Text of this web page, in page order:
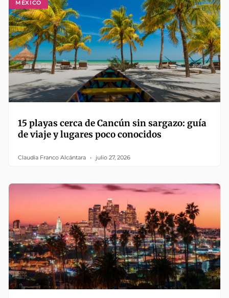
MÉXICO
15 playas cerca de Cancún sin sargazo: guía
de viaje y lugares poco conocidos
Claudia Franco Alcántara julio 27, 2026